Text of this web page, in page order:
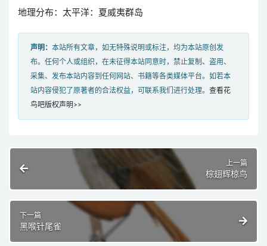
地理分布：太平洋：夏威夷群岛
声明： 本站所有文章，如无特殊说明或标注，均为本站原创发
布。任何个人或组织，在未征得本站同意时，禁止复制、盗用、
采集、发布本站内容到任何网站、书籍等各类媒体平台。如若本
站内容侵犯了原著者的合法权益，可联系我们进行处理。 查看花
鸟吧版权声明>>
上一篇
棕翅辉椋鸟
下一篇
黑喉针尾雀